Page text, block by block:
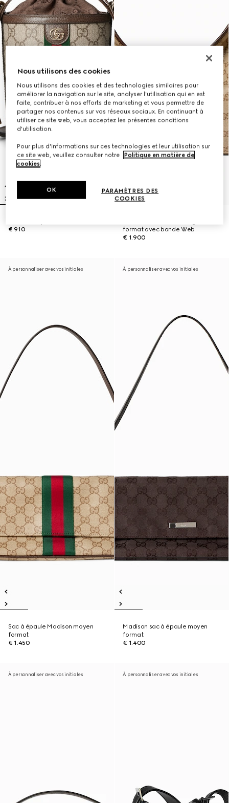
€ 910
format avec bande Web
€ 1.900
À personnaliser avec vos initiales
Sac à épaule Madison moyen
format
€ 1.450
À personnaliser avec vos initiales
Madison sac à épaule moyen
format
€ 1.400
À personnaliser avec vos initiales À personnaliser avec vos initiales
Nous utilisons des cookies
Nous utilisons des cookies et des technologies similaires pour
améliorer la navigation sur le site, analyser l'utilisation qui en est
faite, contribuer à nos efforts de marketing et vous permettre de
partager nos contenus sur vos réseaux sociaux. En continuant à
utiliser ce site web, vous acceptez les présentes conditions
d'utilisation.
Pour plus d'informations sur ces technologies et leur utilisation sur
ce site web, veuillez consulter notre
Politique en matière de
cookies.
PARAMÈTRES DES
COOKIES
OK